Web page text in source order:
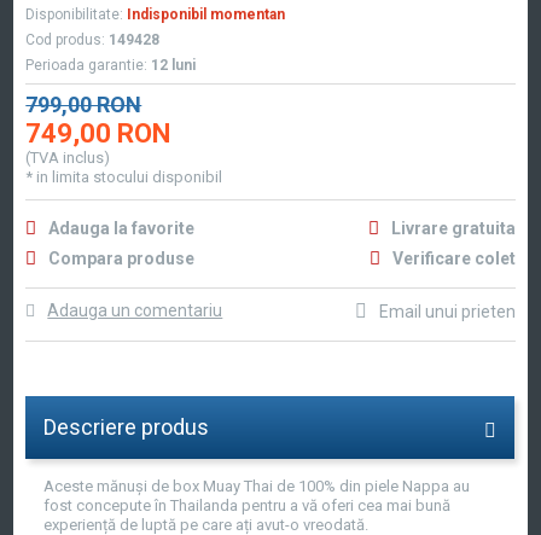
Disponibilitate:
Indisponibil momentan
Cod produs: 149428
Perioada garantie: 12 luni
799,00 RON
749,00 RON
(TVA inclus)
* in limita stocului disponibil
Adauga la favorite
Livrare gratuita
Compara produse
Verificare colet
Adauga un comentariu Email unui prieten
Descriere produs
Aceste mănuși de box Muay Thai de 100% din piele Nappa au
fost concepute în Thailanda pentru a vă oferi cea mai bună
experiență de luptă pe care ați avut-o vreodată.